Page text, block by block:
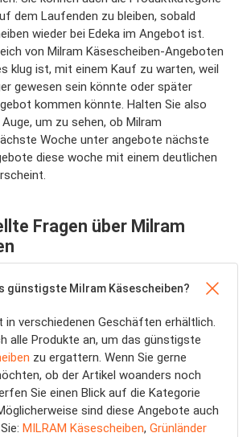
dem Laufenden zu bleiben, sobald
wieder bei Edeka im Angebot ist.
von Milram Käsescheiben-Angeboten
klug ist, mit einem Kauf zu warten, weil
gewesen sein könnte oder später
kommen könnte. Halten Sie also
um zu sehen, ob Milram
Woche unter angebote nächste
diese woche mit einem deutlichen
Fragen über Milram
günstigste Milram Käsescheiben?
in verschiedenen Geschäften erhältlich.
alle Produkte an, um das günstigste
zu ergattern. Wenn Sie gerne
ob der Artikel woanders noch
Sie einen Blick auf die Kategorie
sind diese Angebote auch
MILRAM Käsescheiben, Grünländer